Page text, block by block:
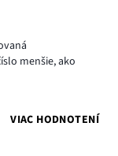
menšie, ako
VIAC HODNOTENÍ